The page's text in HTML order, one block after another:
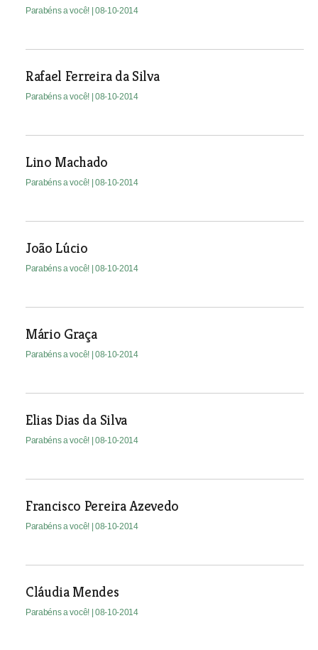
Parabéns a você! | 08-10-2014
Rafael Ferreira da Silva
Parabéns a você! | 08-10-2014
Lino Machado
Parabéns a você! | 08-10-2014
João Lúcio
Parabéns a você! | 08-10-2014
Mário Graça
Parabéns a você! | 08-10-2014
Elias Dias da Silva
Parabéns a você! | 08-10-2014
Francisco Pereira Azevedo
Parabéns a você! | 08-10-2014
Cláudia Mendes
Parabéns a você! | 08-10-2014